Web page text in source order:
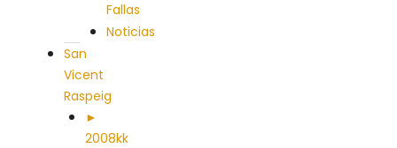
Fallas
Noticias
San
Vicent
Raspeig
►
2008kk